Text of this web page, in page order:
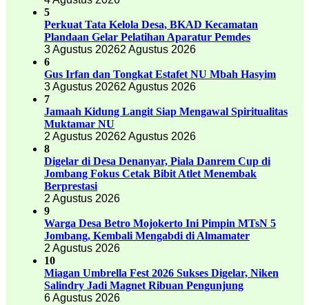
5
Perkuat Tata Kelola Desa, BKAD Kecamatan
Plandaan Gelar Pelatihan Aparatur Pemdes
3 Agustus 20262 Agustus 2026
6
Gus Irfan dan Tongkat Estafet NU Mbah Hasyim
3 Agustus 20262 Agustus 2026
7
Jamaah Kidung Langit Siap Mengawal Spiritualitas
Muktamar NU
2 Agustus 20262 Agustus 2026
8
Digelar di Desa Denanyar, Piala Danrem Cup di
Jombang Fokus Cetak Bibit Atlet Menembak
Berprestasi
2 Agustus 2026
9
Warga Desa Betro Mojokerto Ini Pimpin MTsN 5
Jombang, Kembali Mengabdi di Almamater
2 Agustus 2026
10
Miagan Umbrella Fest 2026 Sukses Digelar, Niken
Salindry Jadi Magnet Ribuan Pengunjung
6 Agustus 2026